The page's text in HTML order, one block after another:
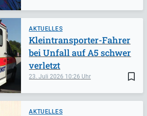
AKTUELLES
bookmark_border
23. Juli 2026 10:26
Kleintransporter-Fahrer
bei Unfall auf A5 schwer
verletzt
AKTUELLES